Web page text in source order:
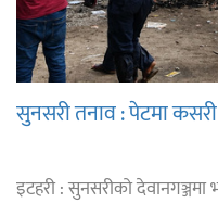
सुनसरी तनाव : पेटमा कसरी
इटहरी : सुनसरीको